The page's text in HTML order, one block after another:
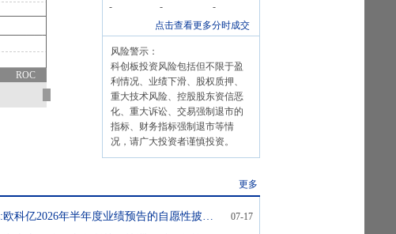
ROC
-
-
-
点击查看更多分时成交
风险警示：
科创板投资风险包括但不限于盈
利情况、业绩下滑、股权质押、
重大技术风险、控股股东资信恶
化、重大诉讼、交易强制退市的
指标、财务指标强制退市等情
况，请广大投资者谨慎投资。
更多
欧科亿:欧科亿2026年半年度业绩预告的自愿性披露公告 07-17